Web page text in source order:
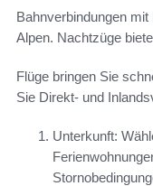
Bahnverbindungen
Alpen. Nachtzüge
Flüge bringen Sie
Sie Direkt- und
Unterkunft: